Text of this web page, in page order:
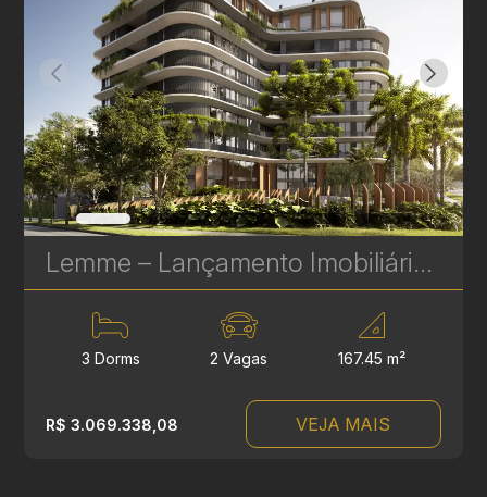
Lemme – Lançamento Imobiliário de Alto Padrão no Água Verde, Curitiba
3 Dorms 2 Vagas 167.45 m²
R$ 3.069.338,08 VEJA MAIS